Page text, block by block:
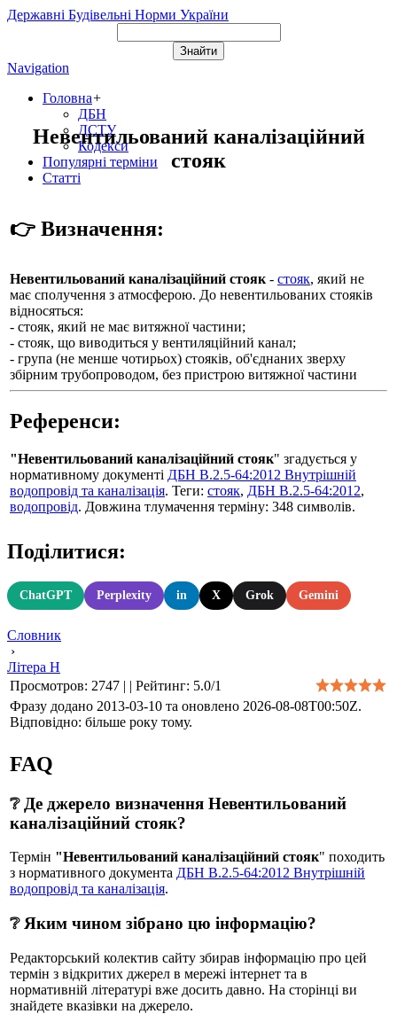
Державні Будівельні Норми України
Navigation
Головна+
ДБН
ДСТУ
Кодекси
Популярні терміни
Статті
Невентильований каналізаційний
стояк
👉 Визначення:
Невентильований каналізаційний стояк - стояк, який не
має сполучення з атмосферою. До невентильованих стояків
відносяться:
- стояк, який не має витяжної частини;
- стояк, що виводиться у вентиляційний канал;
- група (не менше чотирьох) стояків, об'єднаних зверху
збірним трубопроводом, без пристрою витяжної частини
Референси:
"Невентильований каналізаційний стояк" згадується у
нормативному документі ДБН В.2.5-64:2012 Внутрішній
водопровід та каналізація. Теги: стояк, ДБН В.2.5-64:2012,
водопровід. Довжина тлумачення терміну: 348 символів.
Поділитися:
ChatGPT Perplexity in X Grok Gemini
Словник
›
Літера Н
Просмотров: 2747 | | Рейтинг: 5.0/1
Фразу додано 2013-03-10 та оновлено 2026-08-08T00:50Z.
Відповідно: більше року тому.
FAQ
❔ Де джерело визначення Невентильований
каналізаційний стояк?
Термін "Невентильований каналізаційний стояк" походить
з нормативного документа ДБН В.2.5-64:2012 Внутрішній
водопровід та каналізація.
❔ Яким чином зібрано цю інформацію?
Редакторський колектив сайту збирав інформацію про цей
термін з відкритих джерел в мережі інтернет та в
нормативній літературі вже досить давно. На сторінці ви
знайдете вказівки на джерело.